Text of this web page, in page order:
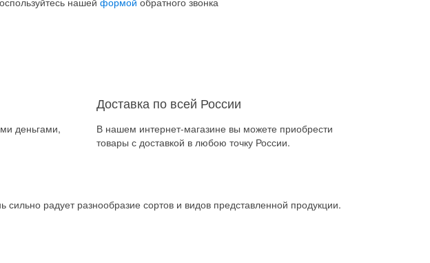
деньгами,
Доставка по всей России
В нашем интернет-магазине вы можете приобрести
товары с доставкой в любою точку России.
радует разнообразие сортов и видов представленной продукции.